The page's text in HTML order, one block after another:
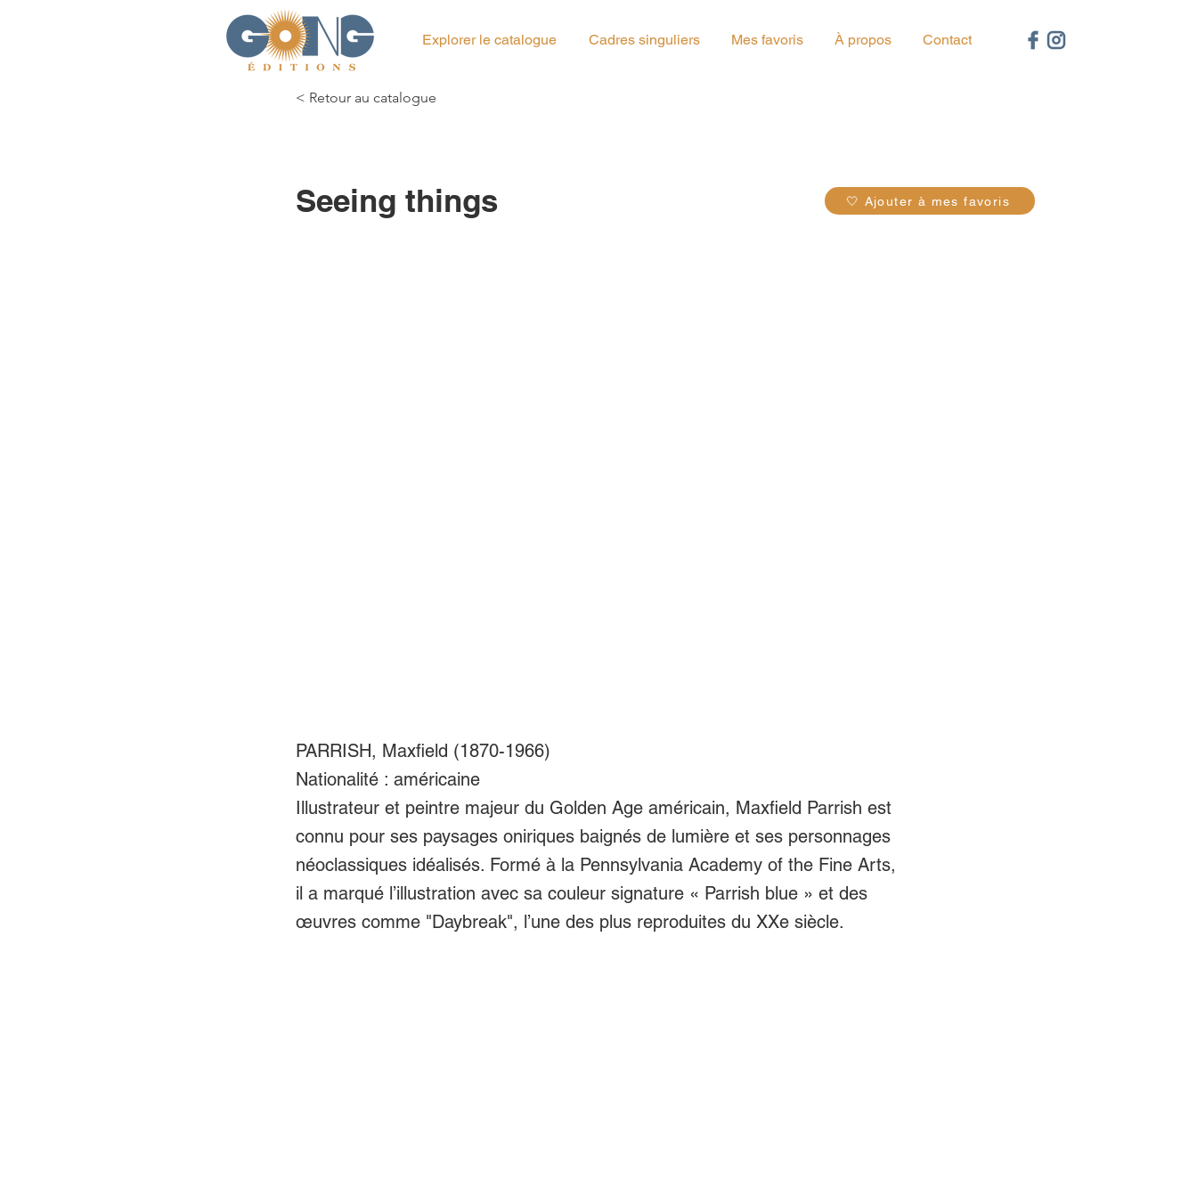
Explorer le catalogue Cadres singuliers Mes favoris À propos Contact
< Retour au catalogue
🤍 Ajouter à mes favoris
Seeing things
PARRISH, Maxfield (1870-1966)
Nationalité : américaine
Illustrateur et peintre majeur du Golden Age américain, Maxfield Parrish est
connu pour ses paysages oniriques baignés de lumière et ses personnages
néoclassiques idéalisés. Formé à la Pennsylvania Academy of the Fine Arts,
il a marqué l’illustration avec sa couleur signature « Parrish blue » et des
œuvres comme "Daybreak", l’une des plus reproduites du XXe siècle.